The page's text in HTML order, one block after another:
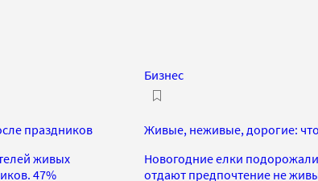
праздников
живых
47%
Бизнес
Живые, неживые, дорогие:
Новогодние елки
отдают предпочтение не